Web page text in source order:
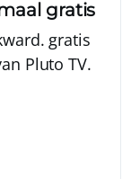
gratis
gratis
Pluto TV.